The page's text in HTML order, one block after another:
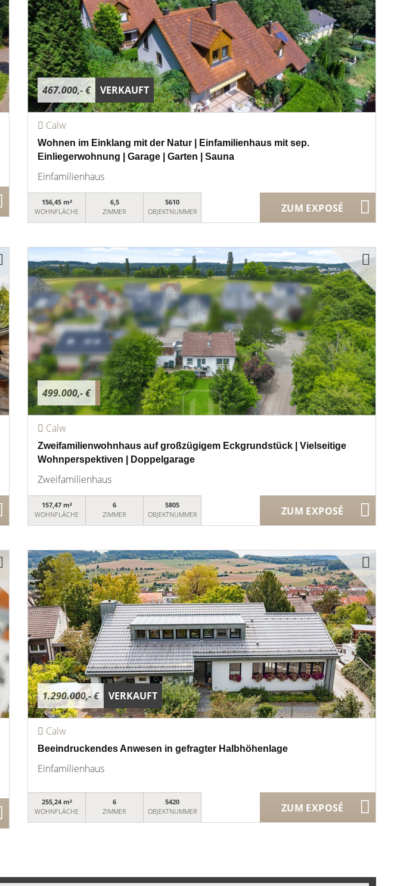
467.000,- € VERKAUFT
Calw
Wohnen im Einklang mit der Natur | Einfamilienhaus mit sep.
Einliegerwohnung | Garage | Garten | Sauna
Einfamilienhaus
156,45 m²
WOHNFLÄCHE
6,5
ZIMMER
5610
OBJEKTNUMMER
ZUM EXPOSÉ
499.000,- €
Calw
Zweifamilienwohnhaus auf großzügigem Eckgrundstück | Vielseitige
Wohnperspektiven | Doppelgarage
Zweifamilienhaus
157,47 m²
WOHNFLÄCHE
6
ZIMMER
5805
OBJEKTNUMMER
ZUM EXPOSÉ
1.290.000,- € VERKAUFT
Calw
Beeindruckendes Anwesen in gefragter Halbhöhenlage
Einfamilienhaus
255,24 m²
WOHNFLÄCHE
6
ZIMMER
5420
OBJEKTNUMMER
ZUM EXPOSÉ